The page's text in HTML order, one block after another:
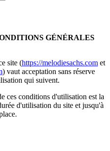
GÉNÉRALES
site (https://melodiesachs.com et
) vaut acceptation sans réserve
qui suivent.
ces conditions d'utilisation est la
d'utilisation du site et jusqu'à